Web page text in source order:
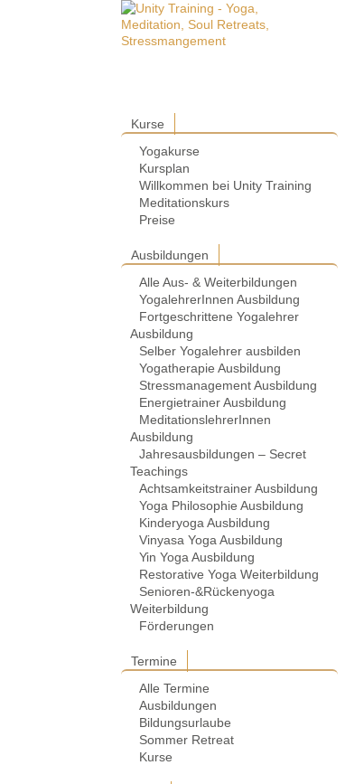
Kurse
Yogakurse
Kursplan
Willkommen bei Unity Training
Meditationskurs
Preise
Ausbildungen
Alle Aus- & Weiterbildungen
YogalehrerInnen Ausbildung
Fortgeschrittene Yogalehrer
Ausbildung
Selber Yogalehrer ausbilden
Yogatherapie Ausbildung
Stressmanagement Ausbildung
Energietrainer Ausbildung
MeditationslehrerInnen
Ausbildung
Jahresausbildungen – Secret
Teachings
Achtsamkeitstrainer Ausbildung
Yoga Philosophie Ausbildung
Kinderyoga Ausbildung
Vinyasa Yoga Ausbildung
Yin Yoga Ausbildung
Restorative Yoga Weiterbildung
Senioren-&Rückenyoga
Weiterbildung
Förderungen
Termine
Alle Termine
Ausbildungen
Bildungsurlaube
Sommer Retreat
Kurse